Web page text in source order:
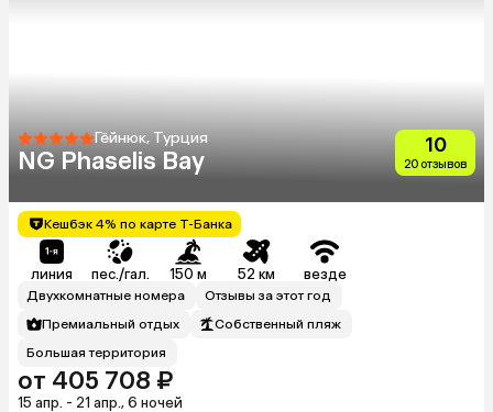
Гёйнюк, Турция
NG Phaselis Bay
10
20 отзывов
Кешбэк 4% по карте Т-Банка
линия пес./гал. 150 м 52 км везде
Двухкомнатные номера
Отзывы за этот год
Премиальный отдых
Собственный пляж
Большая территория
от 405 708 ₽
15 апр. - 21 апр., 6 ночей